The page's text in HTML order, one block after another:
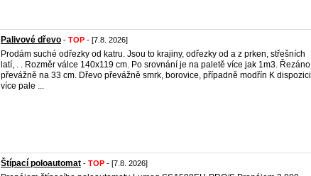
Palivové dřevo - TOP - [7.8. 2026]
Prodám suché odřezky od katru. Jsou to krajiny, odřezky od a z prken, střešních
latí, . . Rozměr válce 140x119 cm. Po srovnání je na paletě více jak 1m3. Řezáno
převážně na 33 cm. Dřevo převážně smrk, borovice, případně modřín K dispozici
více pale ...
Štípací poloautomat - TOP - [7.8. 2026]